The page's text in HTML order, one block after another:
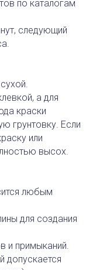
по каталогам
следующий
а для
краски
грунтовку. Если
или
высох.
любым
для создания
и примыканий.
допускается